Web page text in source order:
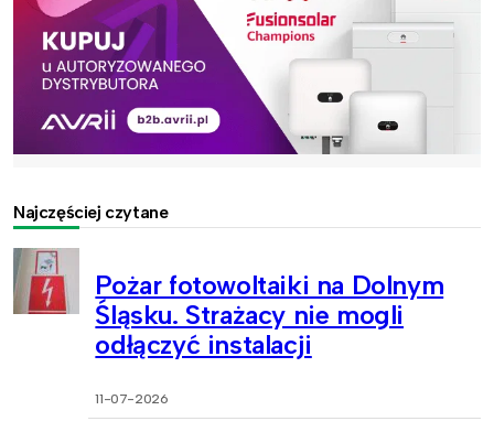
Najczęściej czytane
Pożar fotowoltaiki na Dolnym
Śląsku. Strażacy nie mogli
odłączyć instalacji
11-07-2026